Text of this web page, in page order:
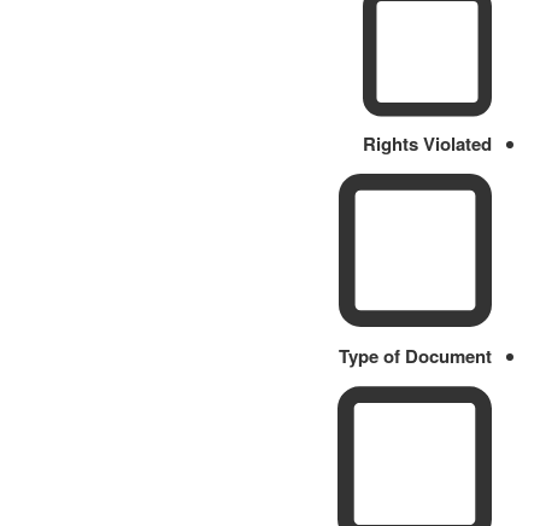
Rights Violated
Type of Document